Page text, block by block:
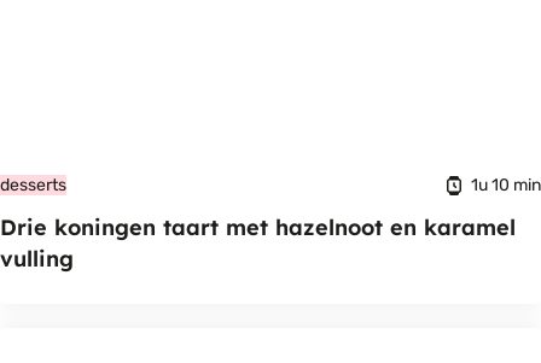
desserts 1u 10 min
Drie koningen taart met hazelnoot en karamel
vulling